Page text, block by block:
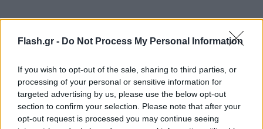
Flash.gr - Do Not Process My Personal Information
If you wish to opt-out of the sale, sharing to third parties, or
processing of your personal or sensitive information for
targeted advertising by us, please use the below opt-out
section to confirm your selection. Please note that after your
opt-out request is processed you may continue seeing
Ωστόσο, ο δεύτερος βοηθός, Τζιόρτζιο Περέτι,
σήκωσε τη σημαία για οφσάιντ, μολονότι η πάσα